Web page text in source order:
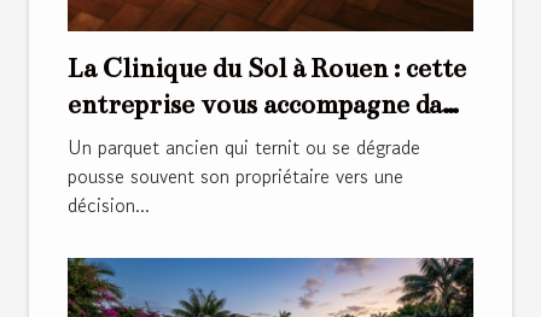
La Clinique du Sol à Rouen : cette
entreprise vous accompagne dans
la rénovation de parquets anciens
Un parquet ancien qui ternit ou se dégrade
pousse souvent son propriétaire vers une
décision...